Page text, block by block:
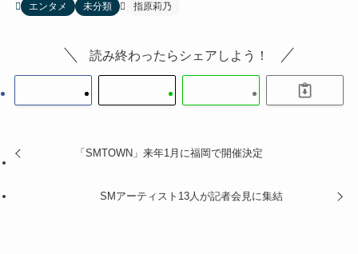
エンタメ 未分類 指原莉乃
読み終わったらシェアしよう！
「SMTOWN」来年1月に福岡で開催決定
SMアーティスト13人が記者会見に集結